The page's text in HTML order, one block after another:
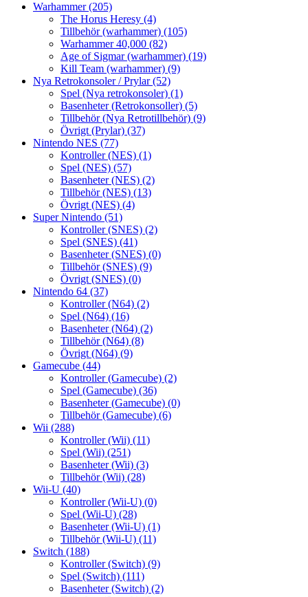
Warhammer(205)
The Horus Heresy (4)
Tillbehör (warhammer) (105)
Warhammer 40,000 (82)
Age of Sigmar (warhammer) (19)
Kill Team (warhammer) (9)
Nya Retrokonsoler / Prylar(52)
Spel (Nya retrokonsoler) (1)
Basenheter (Retrokonsoller) (5)
Tillbehör (Nya Retrotillbehör) (9)
Övrigt (Prylar) (37)
Nintendo NES (77)
Kontroller (NES) (1)
Spel (NES) (57)
Basenheter (NES) (2)
Tillbehör (NES) (13)
Övrigt (NES) (4)
Super Nintendo (51)
Kontroller (SNES) (2)
Spel (SNES) (41)
Basenheter (SNES) (0)
Tillbehör (SNES) (9)
Övrigt (SNES) (0)
Nintendo 64 (37)
Kontroller (N64) (2)
Spel (N64) (16)
Basenheter (N64) (2)
Tillbehör (N64) (8)
Övrigt (N64) (9)
Gamecube (44)
Kontroller (Gamecube) (2)
Spel (Gamecube) (36)
Basenheter (Gamecube) (0)
Tillbehör (Gamecube) (6)
Wii (288)
Kontroller (Wii) (11)
Spel (Wii) (251)
Basenheter (Wii) (3)
Tillbehör (Wii) (28)
Wii-U (40)
Kontroller (Wii-U) (0)
Spel (Wii-U) (28)
Basenheter (Wii-U) (1)
Tillbehör (Wii-U) (11)
Switch (188)
Kontroller (Switch) (9)
Spel (Switch) (111)
Basenheter (Switch) (2)